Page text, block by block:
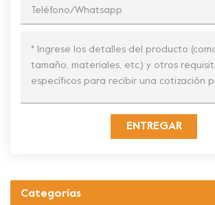
ENTREGAR
Categorías